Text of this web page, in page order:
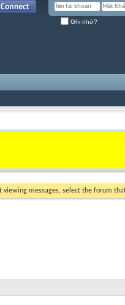
Ghi nhớ?
viewing messages, select the forum